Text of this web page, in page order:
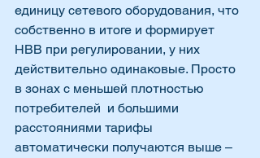
единицу сетевого оборудования, что
собственно в итоге и формирует
НВВ при регулировании, у них
действительно одинаковые. Просто
в зонах с меньшей плотностью
потребителей  и большими
расстояниями тарифы
автоматически получаются выше –